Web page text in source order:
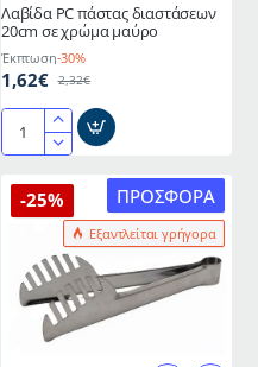
Λαβίδα PC πάστας διαστάσεων
20cm σε χρώμα μαύρο
Έκπτωση-30%
1,62€ 2,32€
Λαβίδα
πάστας
διαστάσεων
χρώμα
μαύρο
ΠΡΟΣΦΟΡΆ
Εξαντλείται γρήγορα
-25%